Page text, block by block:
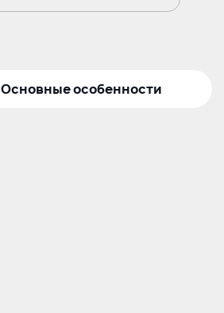
Основные особенности